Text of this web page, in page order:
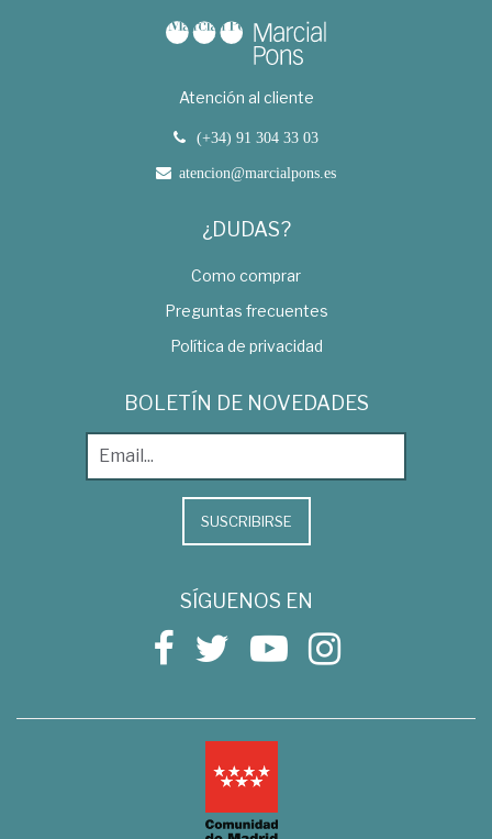
Atención al cliente
(+34) 91 304 33 03
atencion@marcialpons.es
¿DUDAS?
Como comprar
Preguntas frecuentes
Política de privacidad
BOLETÍN DE NOVEDADES
SUSCRIBIRSE
SÍGUENOS EN